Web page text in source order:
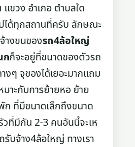
ขวง อำเภอ ตำบลใด
ได้ทุกสถานที่ครับ ลักษณะ
างขนของรถ4ล้อใหญ่
กก็จะอยู่ที่ขนาดของตัวรถ
งๆ จุของได้เยอะมากแถม
มาะกับการย้ายหอ ย้าย
ก ที่มีขนาดเล็กถึงขนาด
ที่มีกัน 2-3 คนอันนี้จะเห
รับจ้าง4ล้อใหญ่ ทางเรา